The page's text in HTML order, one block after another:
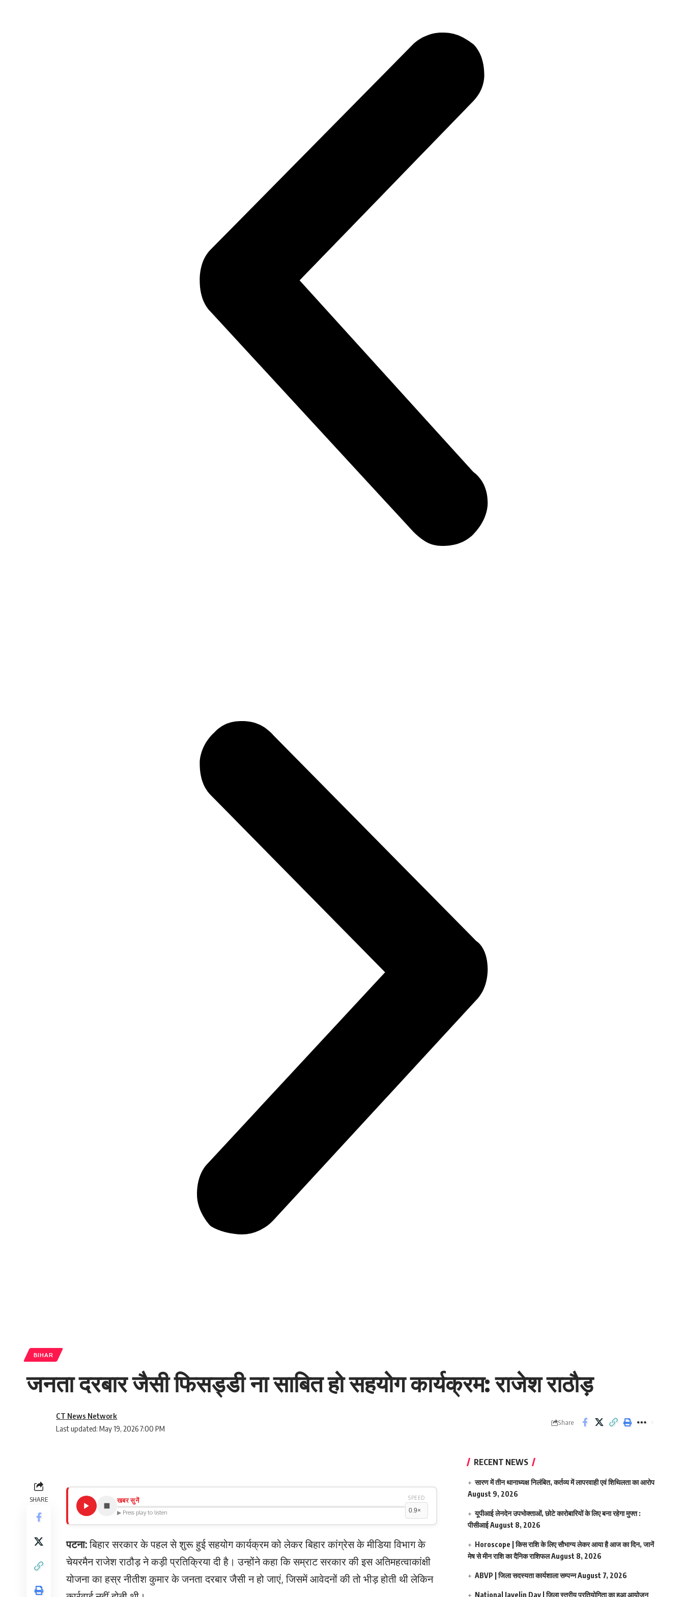
BIHAR
जनता दरबार जैसी फिसड्डी ना साबित हो सहयोग कार्यक्रम: राजेश राठौड़
Last updated: May 19, 2026 7:00 PM
CT News Network
Share
SHARE खबर सुनें
▶ Press play to listen
SPEED
पटना:बिहार सरकार के पहल से शुरू हुई सहयोग कार्यक्रम को लेकर बिहार कांग्रेस के मीडिया विभाग के
चेयरमैन राजेश राठौड़ ने कड़ी प्रतिक्रिया दी है। उन्होंने कहा कि सम्राट सरकार की इस अतिमहत्वाकांक्षी
योजना का हस्र नीतीश कुमार के जनता दरबार जैसी न हो जाएं, जिसमें आवेदनों की तो भीड़ होती थी लेकिन
RECENT NEWS
सारण में तीन थानाध्यक्ष निलंबित, कर्तव्य में लापरवाही एवं शिथिलता का आरोप
August 9, 2026
यूपीआई लेनदेन उपभोक्ताओं, छोटे कारोबारियों के लिए बना रहेगा मुफ्त :
पीसीआईAugust 8, 2026
Horoscope | किस राशि के लिए सौभाग्य लेकर आया है आज का दिन, जानें
मेष से मीन राशि का दैनिक राशिफलAugust 8, 2026
ABVP | जिला सदस्यता कार्यशाला सम्पन्नAugust 7, 2026
National Javelin Day | जिला स्तरीय प्रतियोगिता का हुआ आयोजन